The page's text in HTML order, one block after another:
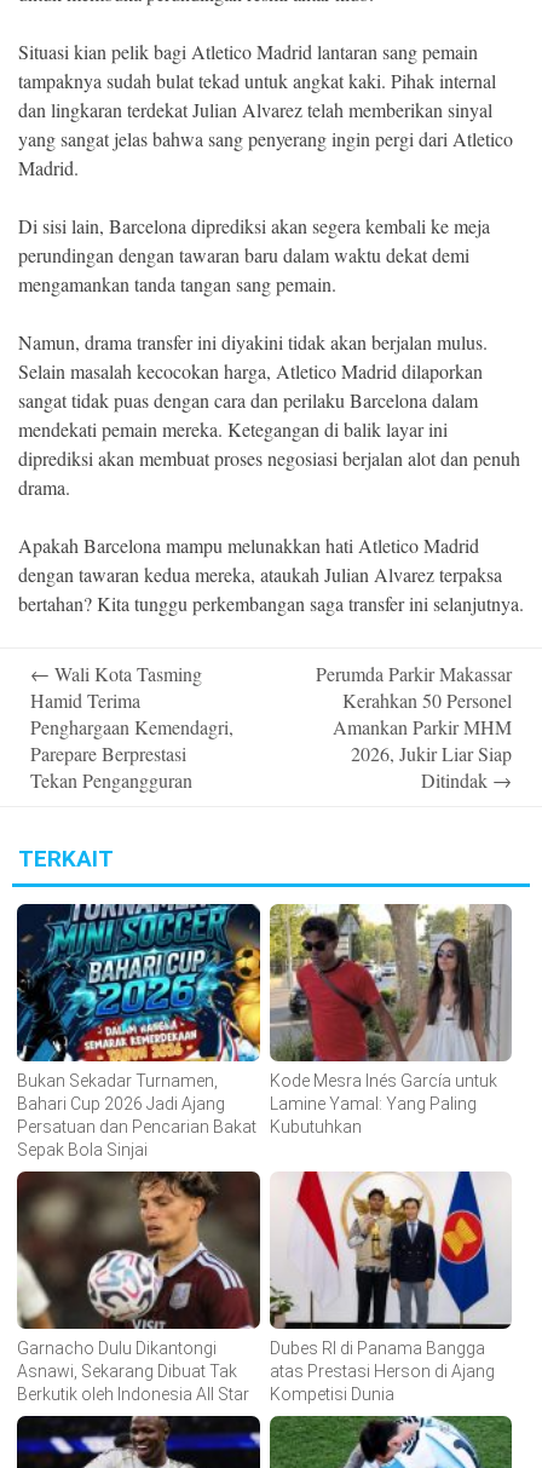
Situasi kian pelik bagi Atletico Madrid lantaran sang pemain
tampaknya sudah bulat tekad untuk angkat kaki. Pihak internal
dan lingkaran terdekat Julian Alvarez telah memberikan sinyal
yang sangat jelas bahwa sang penyerang ingin pergi dari Atletico
Madrid.
Di sisi lain, Barcelona diprediksi akan segera kembali ke meja
perundingan dengan tawaran baru dalam waktu dekat demi
mengamankan tanda tangan sang pemain.
Namun, drama transfer ini diyakini tidak akan berjalan mulus.
Selain masalah kecocokan harga, Atletico Madrid dilaporkan
sangat tidak puas dengan cara dan perilaku Barcelona dalam
mendekati pemain mereka. Ketegangan di balik layar ini
diprediksi akan membuat proses negosiasi berjalan alot dan penuh
drama.
Apakah Barcelona mampu melunakkan hati Atletico Madrid
dengan tawaran kedua mereka, ataukah Julian Alvarez terpaksa
bertahan? Kita tunggu perkembangan saga transfer ini selanjutnya.
navigation
← Wali Kota Tasming
Hamid Terima
Penghargaan Kemendagri,
Parepare Berprestasi
Tekan Pengangguran
Perumda Parkir Makassar
Kerahkan 50 Personel
Amankan Parkir MHM
2026, Jukir Liar Siap
Ditindak →
TERKAIT
Bukan Sekadar Turnamen,
Bahari Cup 2026 Jadi Ajang
Persatuan dan Pencarian Bakat
Sepak Bola Sinjai
Kode Mesra Inés García untuk
Lamine Yamal: Yang Paling
Kubutuhkan
Garnacho Dulu Dikantongi
Asnawi, Sekarang Dibuat Tak
Berkutik oleh Indonesia All Star
Dubes RI di Panama Bangga
atas Prestasi Herson di Ajang
Kompetisi Dunia